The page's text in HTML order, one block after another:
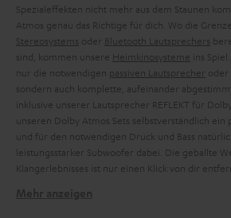
Spezialeffekten nicht mehr aus dem Staunen
Atmos genau das Richtige für dich. Wo die
Stereosystems oder Bluetooth Lautsprechers
sind, kommen unsere Heimkinosysteme ins
nur die notwendigen passiven Lautsprecher oder
sondern auch komplette, aufeinander
inklusive unserer Lautsprecher REFLEKT für
unseren Dolby Atmos Sets selbstverständlich ein
und für den notwendigen Druck und Bass
leistungsstarker Subwoofer dabei. Die geballte
Klangerlebnisses ist nur einen Klick von dir